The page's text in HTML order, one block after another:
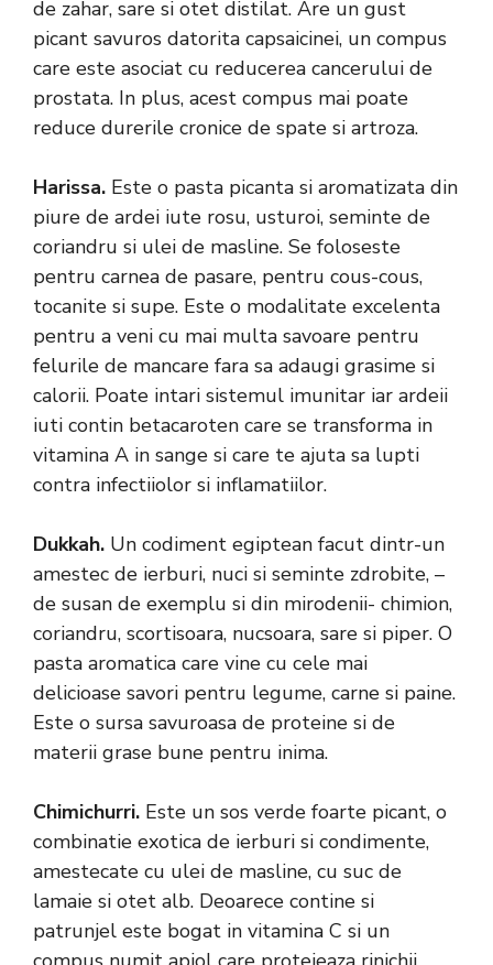
de zahar, sare si otet distilat. Are un gust
picant savuros datorita capsaicinei, un compus
care este asociat cu reducerea cancerului de
prostata. In plus, acest compus mai poate
reduce durerile cronice de spate si artroza.
Harissa. Este o pasta picanta si aromatizata din
piure de ardei iute rosu, usturoi, seminte de
coriandru si ulei de masline. Se foloseste
pentru carnea de pasare, pentru cous-cous,
tocanite si supe. Este o modalitate excelenta
pentru a veni cu mai multa savoare pentru
felurile de mancare fara sa adaugi grasime si
calorii. Poate intari sistemul imunitar iar ardeii
iuti contin betacaroten care se transforma in
vitamina A in sange si care te ajuta sa lupti
contra infectiiolor si inflamatiilor.
Dukkah. Un codiment egiptean facut dintr-un
amestec de ierburi, nuci si seminte zdrobite, –
de susan de exemplu si din mirodenii- chimion,
coriandru, scortisoara, nucsoara, sare si piper. O
pasta aromatica care vine cu cele mai
delicioase savori pentru legume, carne si paine.
Este o sursa savuroasa de proteine si de
materii grase bune pentru inima.
Chimichurri. Este un sos verde foarte picant, o
combinatie exotica de ierburi si condimente,
amestecate cu ulei de masline, cu suc de
lamaie si otet alb. Deoarece contine si
patrunjel este bogat in vitamina C si un